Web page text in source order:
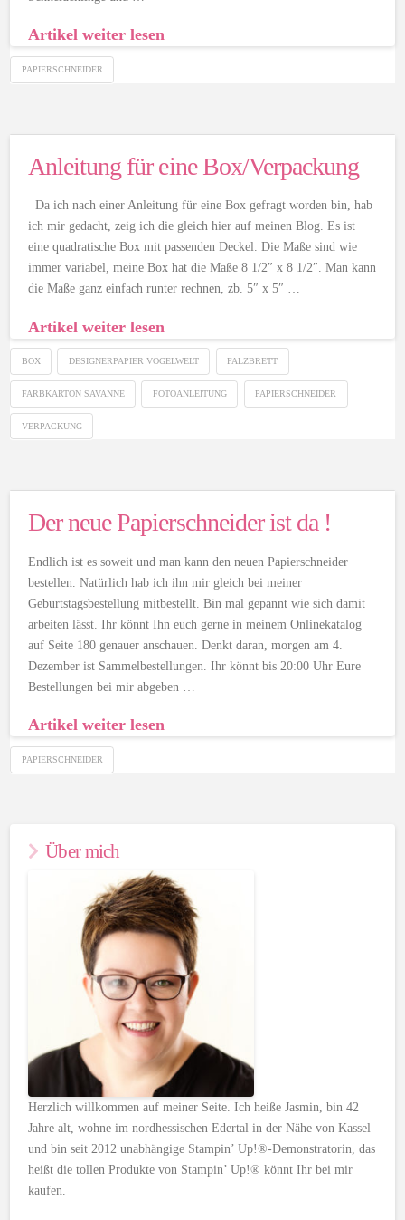
Artikel weiter lesen
PAPIERSCHNEIDER
Anleitung für eine Box/Verpackung
Da ich nach einer Anleitung für eine Box gefragt worden bin, hab
ich mir gedacht, zeig ich die gleich hier auf meinen Blog. Es ist
eine quadratische Box mit passenden Deckel. Die Maße sind wie
immer variabel, meine Box hat die Maße 8 1/2″ x 8 1/2″. Man kann
die Maße ganz einfach runter rechnen, zb. 5″ x 5″ …
Artikel weiter lesen
BOX DESIGNERPAPIER VOGELWELT FALZBRETT
FARBKARTON SAVANNE FOTOANLEITUNG PAPIERSCHNEIDER
VERPACKUNG
Der neue Papierschneider ist da !
Endlich ist es soweit und man kann den neuen Papierschneider
bestellen. Natürlich hab ich ihn mir gleich bei meiner
Geburtstagsbestellung mitbestellt. Bin mal gepannt wie sich damit
arbeiten lässt. Ihr könnt Ihn euch gerne in meinem Onlinekatalog
auf Seite 180 genauer anschauen. Denkt daran, morgen am 4.
Dezember ist Sammelbestellungen. Ihr könnt bis 20:00 Uhr Eure
Bestellungen bei mir abgeben …
Artikel weiter lesen
PAPIERSCHNEIDER
Über mich
Herzlich willkommen auf meiner Seite. Ich heiße Jasmin, bin 42
Jahre alt, wohne im nordhessischen Edertal in der Nähe von Kassel
und bin seit 2012 unabhängige Stampin’ Up!®-Demonstratorin, das
heißt die tollen Produkte von Stampin’ Up!® könnt Ihr bei mir
kaufen.